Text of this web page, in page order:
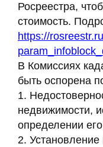
Росреестра,
стоимость.
https://
В Комиссиях
быть оспорена
1.
недвижимости,
определении
2.